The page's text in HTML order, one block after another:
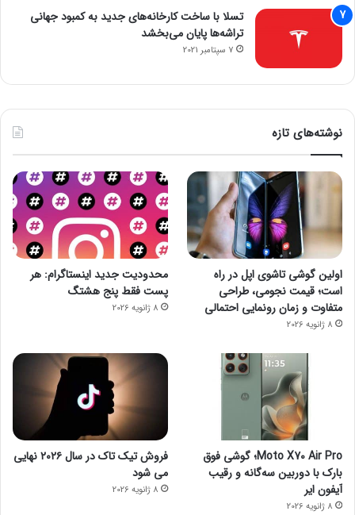
تسلا با ساخت کارخانه‌های جدید به کمبود جهانی
تراشه‌ها پایان می‌بخشد
7 سپتامبر 2021
نوشته‌های تازه
اولین گوشی تاشوی اپل در راه
است؛ قیمت نجومی، طراحی
متفاوت و زمان رونمایی احتمالی
8 ژانویه 2026
محدودیت جدید اینستاگرام: هر
پست فقط پنج هشتگ
8 ژانویه 2026
Moto X70 Air Pro؛ گوشی فوق
بارک با دوربین سه‌گانه و رقیب
آیفون ایر
8 ژانویه 2026
فروش تیک تاک در سال ۲۰۲۶ نهایی
می شود
8 ژانویه 2026